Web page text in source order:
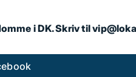
i DK. Skriv til